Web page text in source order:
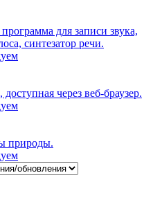
для записи звука,
синтезатор речи.
через веб-браузер.
природы.